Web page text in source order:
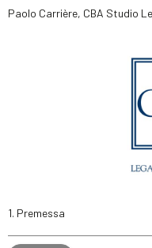
Paolo Carrière, CBA Studio
1. Premessa